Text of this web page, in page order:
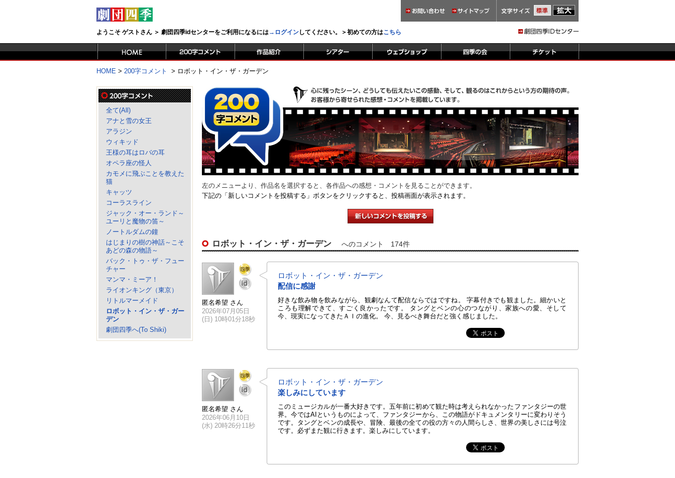
ようこそ ゲストさん ＞ 劇団四季idセンターをご利用になるには→ログインしてください。＞初めての方はこちら
HOME > 200字コメント > ロボット・イン・ザ・ガーデン
全て(All)
アナと雪の女王
アラジン
ウィキッド
王様の耳はロバの耳
オペラ座の怪人
カモメに飛ぶことを教えた
猫
キャッツ
コーラスライン
ジャック・オー・ランド～
ユーリと魔物の笛～
ノートルダムの鐘
はじまりの樹の神話～こそ
あどの森の物語～
バック・トゥ・ザ・フュー
チャー
マンマ・ミーア！
ライオンキング（東京）
リトルマーメイド
ロボット・イン・ザ・ガー
デン
劇団四季へ(To Shiki)
左のメニューより、作品名を選択すると、各作品への感想・コメントを見ることができます。
下記の「新しいコメントを投稿する」ボタンをクリックすると、投稿画面が表示されます。
ロボット・イン・ザ・ガーデン へのコメント 174件
匿名希望 さん
2026年07月05日
(日) 10時01分18秒
ロボット・イン・ザ・ガーデン
配信に感謝
好きな飲み物を飲みながら、観劇なんて配信ならではですね。 字幕付きでも観ました。細かいと
ころも理解できて、すごく良かったです。 タングとベンの心のつながり、家族への愛、そして
今、現実になってきたＡＩの進化。 今、見るべき舞台だと強く感じました。
匿名希望 さん
2026年06月10日
(水) 20時26分11秒
ロボット・イン・ザ・ガーデン
楽しみにしています
このミュージカルが一番大好きです。五年前に初めて観た時は考えられなかったファンタジーの世
界。今ではAIというものによって、ファンタジーから、この物語がドキュメンタリーに変わりそう
です。タングとベンの成長や、冒険、最後の全ての役の方々の人間らしさ、世界の美しさには号泣
です。必ずまた観に行きます。楽しみにしています。